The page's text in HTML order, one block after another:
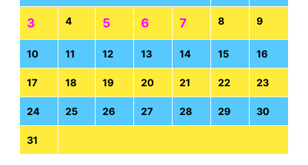
3 4 5 6 7 8 9
10 11 12 13 14 15 16
17 18 19 20 21 22 23
24 25 26 27 28 29 30
31